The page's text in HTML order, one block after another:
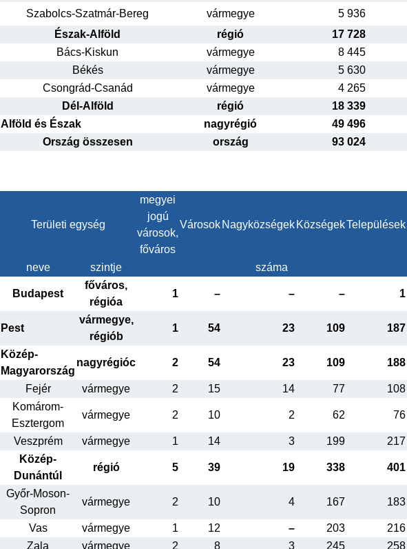
Szabolcs-Szatmár-Bereg vármegye 5 936
Észak-Alföld
régió 17 728
Bács-Kiskun
vármegye 8 445
Békés
vármegye 5 630
Csongrád-Csanád
vármegye 4 265
Dél-Alföld
régió 18 339
Alföld és Észak
nagyrégió 49 496
Ország összesen
ország 93 024
Területi egység
megyei
jogú
városok,
főváros
Városok Nagyközségek KözségekTelepülések
neve szintje száma
Budapest
főváros,
régióa
1 – – – 1
Pest
vármegye,
régiób
1 54 23 109 187
Közép-
Magyarország
nagyrégióc 2 54 23 109 188
Fejér vármegye 2 15 14 77 108
Komárom-
Esztergom
vármegye 2 10 2 62 76
Veszprém vármegye 1 14 3 199 217
Közép-
Dunántúl
régió 5 39 19 338 401
Győr-Moson-
Sopron
vármegye 2 10 4 167 183
Vas vármegye 1 12 – 203 216
Zala
vármegye 2 8 3 245 258